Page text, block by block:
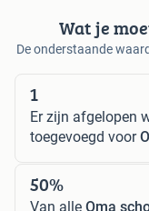
Wat je
De onderstaande
1
Er zijn afgelopen
toegevoegd voor
50%
Van alle Oma